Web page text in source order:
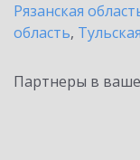
Рязанская
область,
Партнеры в